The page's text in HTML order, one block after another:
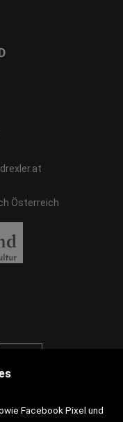
Österreich
Facebook Pixel und